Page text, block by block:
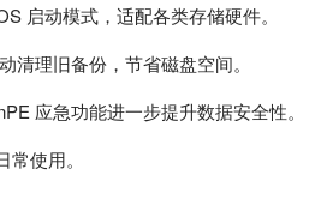
启动模式，适配各类存储硬件。
理旧备份，节省磁盘空间。
应急功能进一步提升数据安全性。
使用。